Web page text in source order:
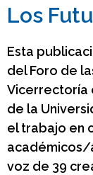
Los
Esta
del Foro de
Vicerrectoría
de la
el trabajo en
académicos/
voz de 39